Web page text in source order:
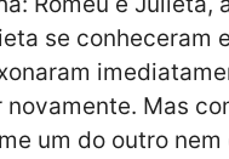
se conheceram
novamente. Mas
um do outro